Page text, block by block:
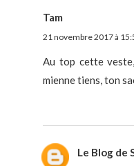
Tam
21 novembre 2017 à
Au top cette
mienne tiens, ton
Le Blog de